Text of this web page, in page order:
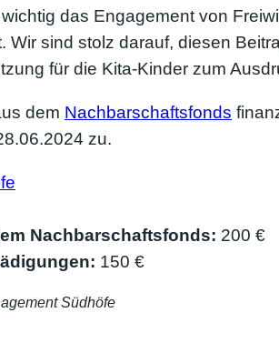
das Engagement von
sind stolz darauf, diesen
für die Kita-Kinder zum
dem Nachbarschaftsfonds
zu.
Nachbarschaftsfonds: 200 €
150 €
Südhöfe